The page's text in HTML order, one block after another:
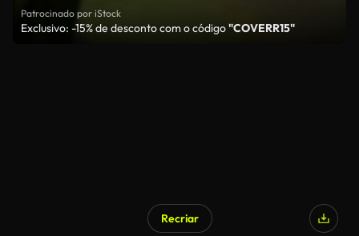
Patrocinado por iStock
Exclusivo: -15% de desconto com o código"COVERR15"
Recriar